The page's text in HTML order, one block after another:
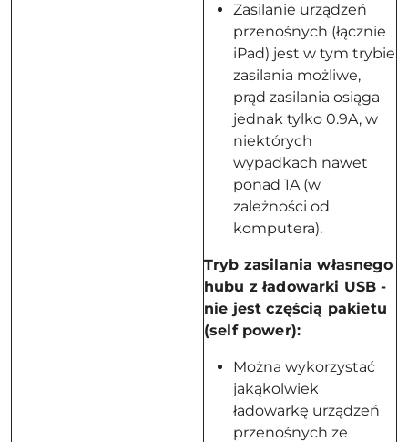
Zasilanie urządzeń
przenośnych (łącznie
iPad) jest w tym trybie
zasilania możliwe,
prąd zasilania osiąga
jednak tylko 0.9A, w
niektórych
wypadkach nawet
ponad 1A (w
zależności od
komputera).
Tryb zasilania własnego
hubu z ładowarki USB -
nie jest częścią pakietu
(self power):
Można wykorzystać
jakąkolwiek
ładowarkę urządzeń
przenośnych ze